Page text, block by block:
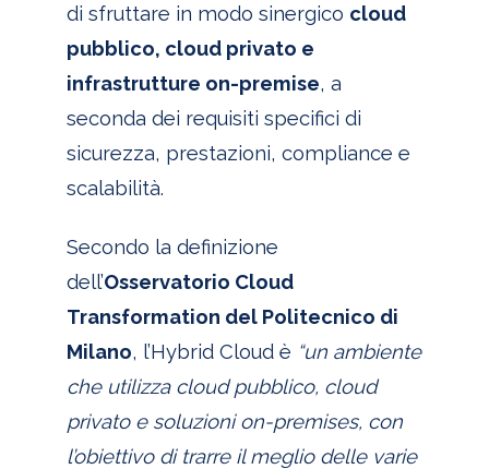
di sfruttare in modo sinergico cloud
pubblico, cloud privato e
infrastrutture on-premise, a
seconda dei requisiti specifici di
sicurezza, prestazioni, compliance e
scalabilità.
Secondo la definizione
dell’Osservatorio Cloud
Transformation del Politecnico di
Milano, l’Hybrid Cloud è “un ambiente
che utilizza cloud pubblico, cloud
privato e soluzioni on-premises, con
l’obiettivo di trarre il meglio delle varie